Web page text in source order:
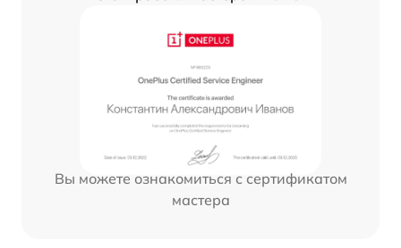
Вы можете ознакомиться с сертификатом
мастера